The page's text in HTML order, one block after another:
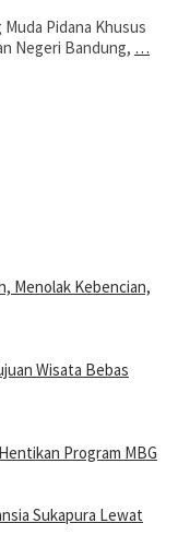
Muda Pidana Khusus
Negeri Bandung, …
Menolak Kebencian,
Wisata Bebas
Program MBG
Sukapura Lewat